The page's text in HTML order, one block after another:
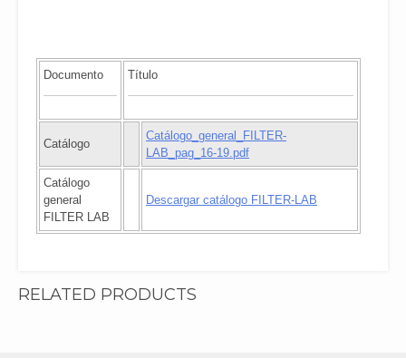
Documento Título
Catálogo
Catálogo_general_FILTER-
LAB_pag_16-19.pdf
Catálogo
general
FILTER LAB
Descargar catálogo FILTER-LAB
RELATED PRODUCTS